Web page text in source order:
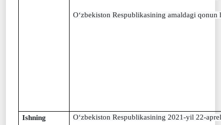
O‘zbekiston Respublikasining amaldagi
Ishning
O‘zbekiston Respublikasining 2021-yil 22-